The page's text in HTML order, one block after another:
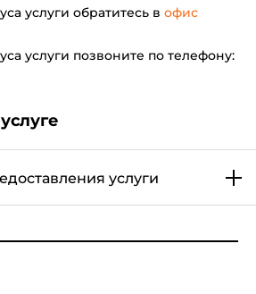
услуги обратитесь в офис
услуги позвоните по телефону:
услуги
взимания дополнительной
доступа (APN);
не учитывается в квотах